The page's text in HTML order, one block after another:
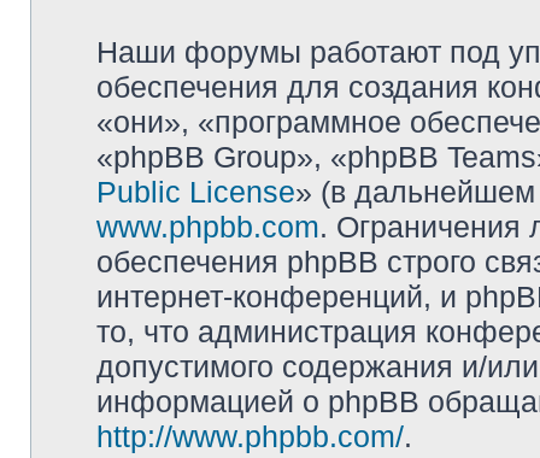
Наши форумы работают под
обеспечения для создания
«они», «программное
«phpBB Group», «phpBB
Public License» (в дальнейшем
www.phpbb.com. Ограничения
обеспечения phpBB строго
интернет-конференций, и
то, что администрация
допустимого содержания и/
информацией о phpBB
http://www.phpbb.com/.